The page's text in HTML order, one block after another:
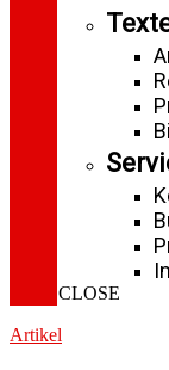
CLOSE
Artikel